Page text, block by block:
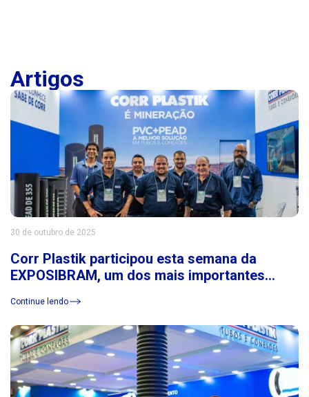
Artigos
30 de outubro de 2025
Corr Plastik participou esta semana da
EXPOSIBRAM, um dos mais importantes
Latina
Continue lendo